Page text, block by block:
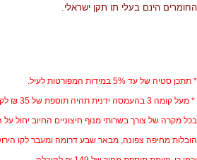
החומרים הינם בעלי תו תקן ישראלי.
* תתכן סטיה של עד 5% במידות המפורטות לעיל.
* מעל קומה 3 בהעמסה ידנית תהיה תוספת של 35 ₪ לקומה.
בכל מקרה של צורך בשרותי מנוף חיצוניים החיוב יחול על